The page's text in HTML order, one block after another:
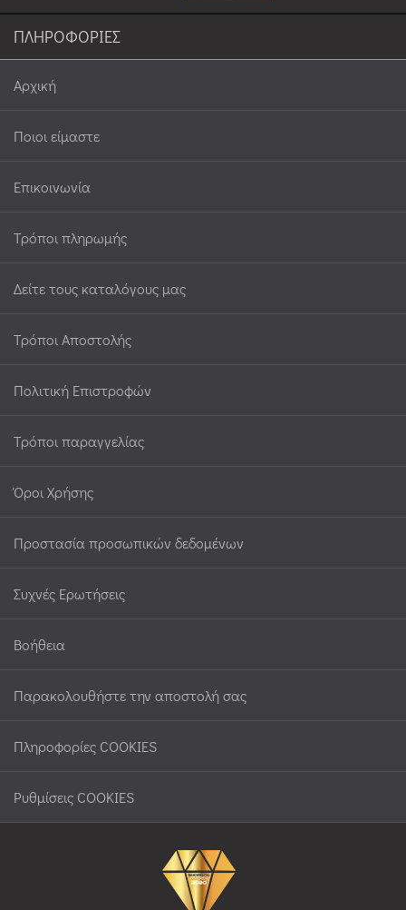
ΠΛΗΡΟΦΟΡΙΕΣ
Αρχική
Ποιοι είμαστε
Επικοινωνία
Τρόποι πληρωμής
Δείτε τους καταλόγους μας
Τρόποι Αποστολής
Πολιτική Επιστροφών
Τρόποι παραγγελίας
Όροι Χρήσης
Προστασία προσωπικών δεδομένων
Συχνές Ερωτήσεις
Βοήθεια
Παρακολουθήστε την αποστολή σας
Πληροφορίες COOKIES
Ρυθμίσεις COOKIES